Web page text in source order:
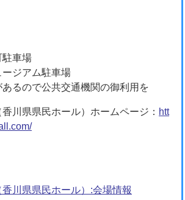
車場
ジアム駐車場
るので公共交通機関の御利用を
川県県民ホール）ホームページ： htt
川県県民ホール）:会場情報